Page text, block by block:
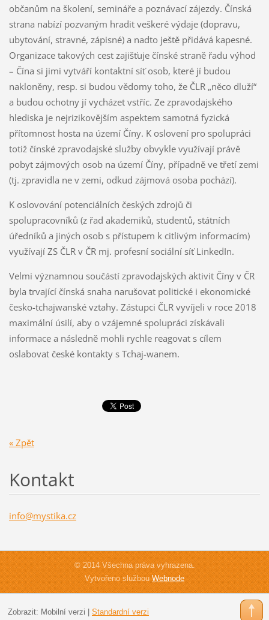
občanům na školení, semináře a poznávací zájezdy. Čínská
strana nabízí pozvaným hradit veškeré výdaje (dopravu,
ubytování, stravné, zápisné) a nadto ještě přidává kapesné.
Organizace takových cest zajišťuje čínské straně řadu výhod
– Čína si jimi vytváří kontaktní síť osob, které jí budou
nakloněny, resp. si budou vědomy toho, že ČLR „něco dluží“
a budou ochotny jí vycházet vstříc. Ze zpravodajského
hlediska je nejrizikovějším aspektem samotná fyzická
přítomnost hosta na území Číny. K oslovení pro spolupráci
totiž čínské zpravodajské služby obvykle využívají právě
pobyt zájmových osob na území Číny, případně ve třetí zemi
(tj. zpravidla ne v zemi, odkud zájmová osoba pochází).
K oslovování potenciálních českých zdrojů či
spolupracovníků (z řad akademiků, studentů, státních
úředníků a jiných osob s přístupem k citlivým informacím)
využívají ZS ČLR v ČR mj. profesní sociální síť LinkedIn.
Velmi významnou součástí zpravodajských aktivit Číny v ČR
byla trvající čínská snaha narušovat politické i ekonomické
česko-tchajwanské vztahy. Zástupci ČLR vyvíjeli v roce 2018
maximální úsilí, aby o vzájemné spolupráci získávali
informace a následně mohli rychle reagovat s cílem
oslabovat české kontakty s Tchaj-wanem.
« Zpět
Kontakt
info@mystika.cz
© 2014 Všechna práva vyhrazena.
Vytvořeno službouWebnode
Zobrazit: Mobilní verzi Standardní verzi